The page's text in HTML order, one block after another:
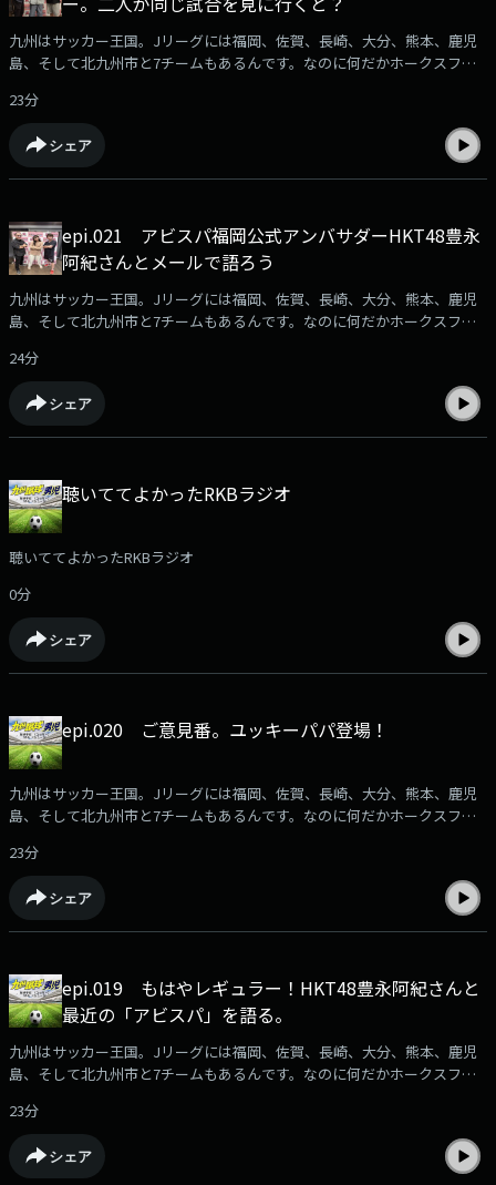
九州はサッカー王国。Jリーグには福岡、佐賀、長崎、大分、熊本、鹿児
島、そして北九州市と7チームもあるんです。なのに何だかホークスファ
い人もサッカーが好きになる！？ そんな番組です。サッカーファン集ま
れ！番組へのメール募集中⁠⁠⁠ksd@rkbr.jp⁠⁠⁠出演：加納亨紀（ユッキー）SY-
G（シュージ）豊永阿紀（アッキーアビスパアンバサダー HKT48)
23分
シェア
epi.021 アビスパ福岡公式アンバサダーHKT48豊永
阿紀さんとメールで語ろう
九州はサッカー王国。Jリーグには福岡、佐賀、長崎、大分、熊本、鹿児
島、そして北九州市と7チームもあるんです。なのに何だかホークスファ
い人もサッカーが好きになる！？ そんな番組です。サッカーファン集ま
れ！番組へのメール募集中⁠⁠⁠⁠ksd@rkbr.jp⁠⁠⁠⁠出演：加納亨紀（ユッキー）SY-
G（シュージ）豊永阿紀（アッキーアビスパアンバサダー HKT48)
24分
シェア
聴いててよかったRKBラジオ
聴いててよかったRKBラジオ
0分
シェア
epi.020 ご意見番。ユッキーパパ登場！
九州はサッカー王国。Jリーグには福岡、佐賀、長崎、大分、熊本、鹿児
島、そして北九州市と7チームもあるんです。なのに何だかホークスファ
い人もサッカーが好きになる！？ そんな番組です。サッカーファン集ま
れ！番組へのメール募集中⁠⁠ksd@rkbr.jp⁠⁠出演：加納亨紀（ユッキー）SY-
G（シュージ）
23分
シェア
epi.019 もはやレギュラー！HKT48豊永阿紀さんと
最近の「アビスパ」を語る。
九州はサッカー王国。Jリーグには福岡、佐賀、長崎、大分、熊本、鹿児
島、そして北九州市と7チームもあるんです。なのに何だかホークスファ
い人もサッカーが好きになる！？ そんな番組です。サッカーファン集ま
れ！番組へのメール募集中⁠⁠ksd@rkbr.jp⁠⁠出演：加納亨紀（ユッキー）SY-
G（シュージ）
23分
シェア